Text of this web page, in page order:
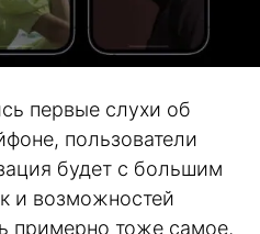
первые слухи об
пользователи
будет с большим
и возможностей
примерно тоже самое,